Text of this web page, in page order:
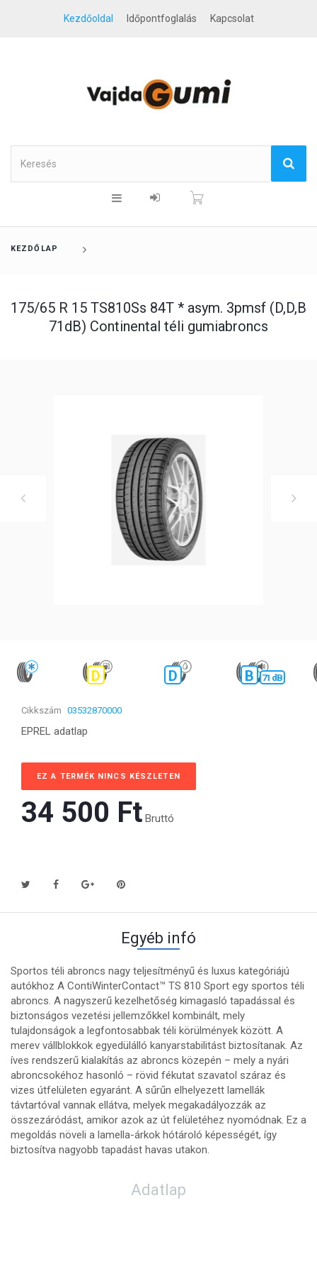
Kezdőoldal Időpontfoglalás Kapcsolat
KEZDŐLAP
175/65 R 15 TS810Ss 84T * asym. 3pmsf (D,D,B
71dB) Continental téli gumiabroncs
D D B 71 dB
Cikkszám 03532870000
EPREL adatlap
EZ A TERMÉK NINCS KÉSZLETEN
34 500 Ft‎ Bruttó
Egyéb infó
Sportos téli abroncs nagy teljesítményű és luxus kategóriájú
autókhoz A ContiWinterContact™ TS 810 Sport egy sportos téli
abroncs. A nagyszerű kezelhetőség kimagasló tapadással és
biztonságos vezetési jellemzőkkel kombinált, mely
tulajdonságok a legfontosabbak téli körülmények között. A
merev vállblokkok egyedülálló kanyarstabilitást biztosítanak. Az
íves rendszerű kialakítás az abroncs közepén – mely a nyári
abroncsokéhoz hasonló – rövid fékutat szavatol száraz és
vizes útfelületen egyaránt. A sűrűn elhelyezett lamellák
távtartóval vannak ellátva, melyek megakadályozzák az
összezáródást, amikor azok az út felületéhez nyomódnak. Ez a
megoldás növeli a lamella-árkok hótároló képességét, így
biztosítva nagyobb tapadást havas utakon.
Adatlap